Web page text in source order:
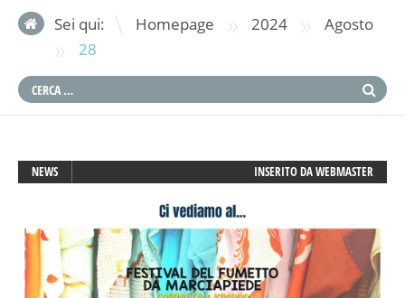
Sei qui: Homepage » 2024 » Agosto
» 28
NEWS INSERITO DAWEBMASTER